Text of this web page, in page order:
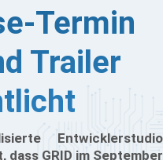
Termin
Trailer
Entwicklerstudio
GRID im September